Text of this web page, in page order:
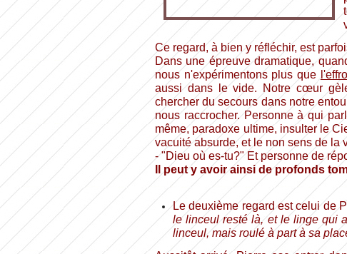
Ce regard, à bien y réfléchir, est
Dans une épreuve dramatique,
nous n'expérimentons plus que
aussi dans le vide. Notre cœur
chercher du secours dans notre
nous raccrocher. Personne à qui
même, paradoxe ultime, insulter le
vacuité absurde, et le non sens de la
- "Dieu où es-tu?" Et personne de
Il peut y avoir ainsi de profonds
Le deuxième regard est celui de
le linceul resté là, et le linge qui
linceul, mais roulé à part à sa